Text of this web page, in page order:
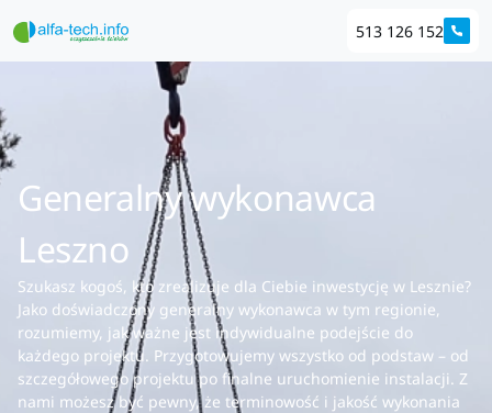
513 126 152
Generalny wykonawca
Leszno
Szukasz kogoś, kto zrealizuje dla Ciebie inwestycję w Lesznie?
Jako doświadczony generalny wykonawca w tym regionie,
rozumiemy, jak ważne jest indywidualne podejście do
każdego projektu. Przygotowujemy wszystko od podstaw – od
szczegółowego projektu po finalne uruchomienie instalacji. Z
nami możesz być pewny, że terminowość i jakość wykonania